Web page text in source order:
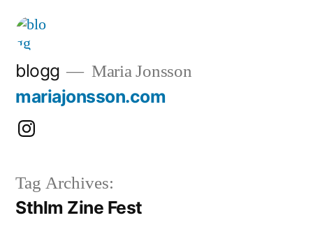
Skip
content
blogg Maria Jonsson
mariajonsson.com
Instagram:
Tag Archives:
Sthlm Zine Fest